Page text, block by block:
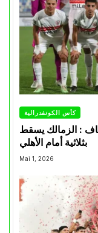
كأس الكونفدرالية
: الزمالك يسقط
Mai 1, 2026